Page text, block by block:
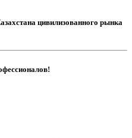
цивилизованного рынка